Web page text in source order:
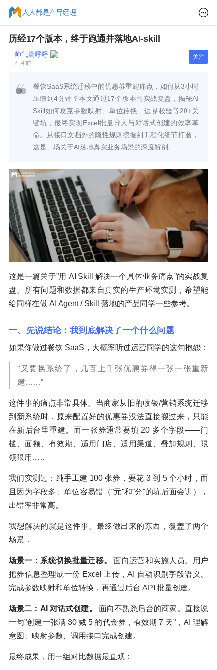
历经17个版本，终于跑通并落地AI-skill
帅气滴呼呼
2 月前
关注
餐饮SaaS系统迁移中的优惠券重建痛点，如何从3小时
压缩到4分钟？本文通过17个版本的实战复盘，揭秘AI
Skill如何攻克参数映射、单位转换、边界校验等20+关
键坑，最终实现Excel批量导入与对话式创建的效率革
命。从接口文档外的隐性规则挖掘到工程化细节打磨，
这是一场关于AI落地真实业务场景的深度解剖。
这是一篇关于”用 AI Skill 解决一个具体业务痛点”的实战复
盘。所有问题和数据都来自真实的生产环境实测，希望能
给同样在做 AI Agent / Skill 落地的产品同学一些参考。
一、先说结论：我到底解决了一个什么问题
如果你做过餐饮 SaaS，大概率听过运营同学的这句抱怨：
“又要换系统了，几百上千张优惠券得一张一张重新
建……”
这件事的痛点非常具体。当商家从旧的收银/营销系统迁移
到新系统时，原来配置好的优惠券没法直接搬过来，只能
在新后台里重建。而一张券通常要填 20 多个字段——门
槛、面额、有效期、适用门店、适用渠道、叠加规则、限
领限用……
我们实测过：纯手工建 100 张券，要花 3 到 5 个小时，而
且因为字段多、单位容易错（”元”和”分”的坑后面会讲），
出错率非常高。
我想解决的就是这件事。最终做出来的东西，覆盖了两个
场景：
场景一：系统切换批量迁移。
面向运营和实施人员。用户
把券信息整理成一份 Excel 上传，AI 自动识别字段语义、
完成参数映射和单位转换，再通过后台 API 批量创建。
场景二：AI 对话式创建。
面向不熟悉后台的商家。直接说
一句”创建一张满 30 减 5 的代金券，有效期 7 天”，AI 理解
意图、映射参数、调用接口完成创建。
最终成果，用一组对比数据最直观：